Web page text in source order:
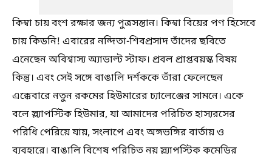
কিম্বা চায় বংশ রক্ষার জন্য পুত্রসন্তান। কিম্বা বিয়ের পণ হিসেবে
চায় কিডনি! এবারের নন্দিতা-শিবপ্রসাদ তাঁদের ছবিতে
এনেছেন অবিশ্বাস্য অ্যাডাল্ট স্টাফ। প্রবল প্রাপ্তবয়স্ক বিষয়
কিন্তু। এবং সেই সঙ্গে বাঙালি দর্শককে তাঁরা ফেলেছেন
এক্কেবারে নতুন রকমের হিউমারের চ্যালেঞ্জের সামনে। একে
বলে স্ল্যাপস্টিক হিউমার, যা আমাদের পরিচিত হাস্যরসের
পরিধি পেরিয়ে যায়, সংলাপে এবং অঙ্গভঙ্গির বার্তায় ও
ব্যবহারে। বাঙালি বিশেষ পরিচিত নয় স্ল্যাপস্টিক কমেডির